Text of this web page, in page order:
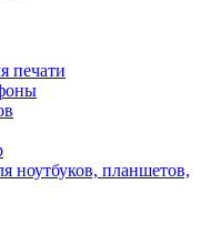
печати
ноутбуков, планшетов,